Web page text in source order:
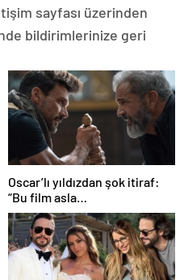
sayfası üzerinden
bildirimlerinize geri
Oscar’lı yıldızdan şok itiraf:
“Bu film asla
yayınlanmamalıydı!”